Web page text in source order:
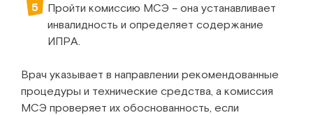
Пройти комиссию МСЭ – она устанавливает
инвалидность и определяет содержание
ИПРА.
Врач указывает в направлении рекомендованные
процедуры и технические средства, а комиссия
МСЭ проверяет их обоснованность, если